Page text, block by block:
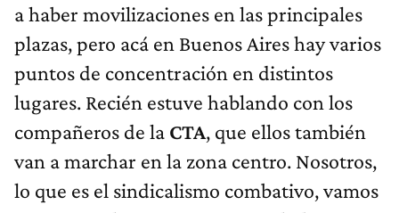
a haber movilizaciones en las principales
plazas, pero acá en Buenos Aires hay varios
puntos de concentración en distintos
lugares. Recién estuve hablando con los
compañeros de la CTA, que ellos también
van a marchar en la zona centro. Nosotros,
lo que es el sindicalismo combativo, vamos